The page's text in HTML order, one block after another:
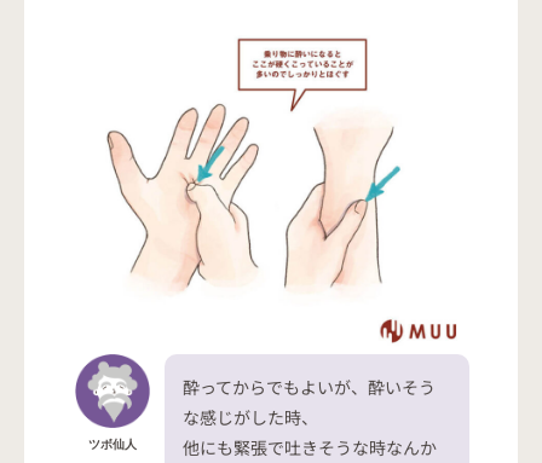
ツボ仙人
酔ってからでもよいが、酔いそう
な感じがした時、
他にも緊張で吐きそうな時なんか